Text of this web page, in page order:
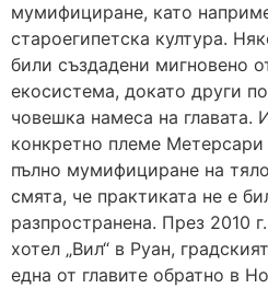
мумифициране, като
староегипетска култура.
били създадени мигновено
екосистема, докато други
човешка намеса на главата.
конкретно племе
пълно мумифициране на
смята, че практиката не е
разпространена. През 2010
хотел „Вил“ в Руан,
една от главите обратно в